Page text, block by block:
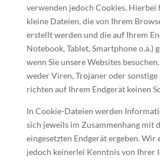
verwenden jedoch Cookies. Hierbei
kleine Dateien, die von Ihrem
erstellt werden und die auf Ihrem
Notebook, Tablet, Smartphone o.ä.)
wenn Sie unsere Websites
weder Viren, Trojaner oder sonstige
richten auf Ihrem Endgerät keinen
In Cookie-Dateien werden
sich jeweils im Zusammenhang mit
eingesetzten Endgerät ergeben.
jedoch keinerlei Kenntnis von Ihrer